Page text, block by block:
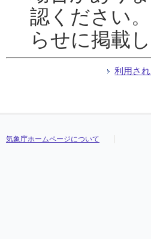
認ください
らせに掲載し
利用さ
気象庁ホームページについて